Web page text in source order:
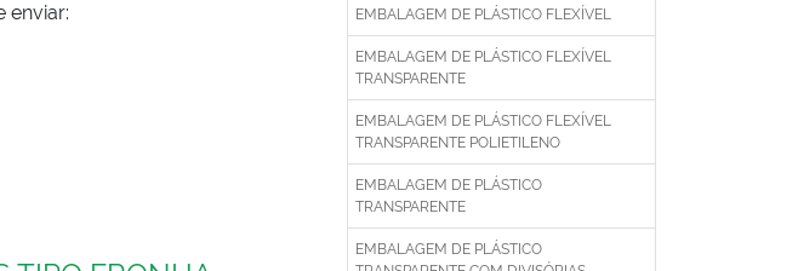
enviar:
EMBALAGEM DE PLÁSTICO FLEXÍVEL
EMBALAGEM DE PLÁSTICO FLEXÍVEL
TRANSPARENTE
EMBALAGEM DE PLÁSTICO FLEXÍVEL
TRANSPARENTE POLIETILENO
EMBALAGEM DE PLÁSTICO
TRANSPARENTE
EMBALAGEM DE PLÁSTICO